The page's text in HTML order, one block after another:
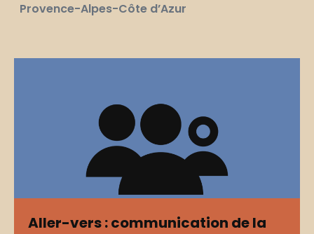
Provence-Alpes-Côte d’Azur
Aller-vers : communication de la